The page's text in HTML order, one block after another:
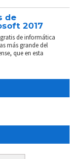
de
2017
de informática
más grande del
que en esta